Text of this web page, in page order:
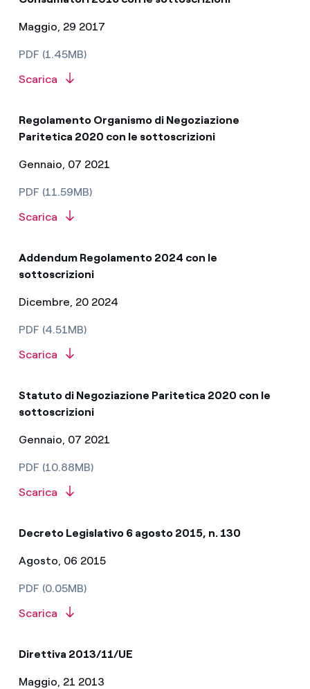
Maggio, 29 2017
PDF (1.45MB)
Scarica
Regolamento Organismo di Negoziazione
Paritetica 2020 con le sottoscrizioni
Gennaio, 07 2021
PDF (11.59MB)
Scarica
Addendum Regolamento 2024 con le
sottoscrizioni
Dicembre, 20 2024
PDF (4.51MB)
Scarica
Statuto di Negoziazione Paritetica 2020 con le
sottoscrizioni
Gennaio, 07 2021
PDF (10.88MB)
Scarica
Decreto Legislativo 6 agosto 2015, n. 130
Agosto, 06 2015
PDF (0.05MB)
Scarica
Direttiva 2013/11/UE
Maggio, 21 2013